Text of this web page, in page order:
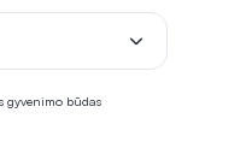
gyvenimo būdas